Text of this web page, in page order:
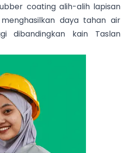
coating alih-alih lapisan
daya tahan air
dibandingkan kain Taslan